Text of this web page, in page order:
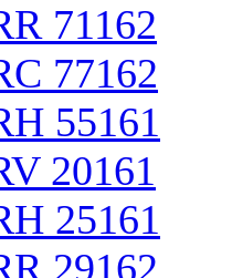
71162
77162
55161
20161
25161
29162